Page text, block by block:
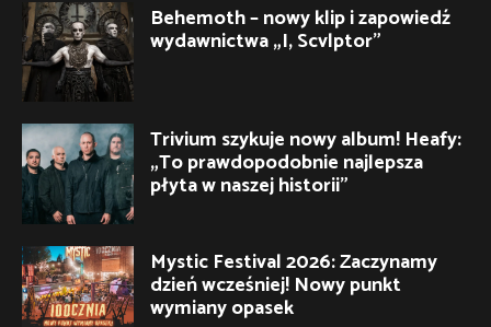
Behemoth – nowy klip i zapowiedź
wydawnictwa „I, Scvlptor”
Trivium szykuje nowy album! Heafy:
„To prawdopodobnie najlepsza
płyta w naszej historii”
Mystic Festival 2026: Zaczynamy
dzień wcześniej! Nowy punkt
wymiany opasek